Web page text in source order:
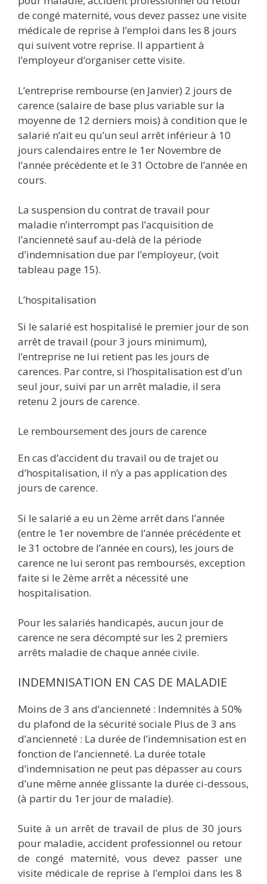
de congé maternité, vous devez passez une visite
médicale de reprise à l’emploi dans les 8 jours
qui suivent votre reprise. Il appartient à
l’employeur d’organiser cette visite.
L’entreprise rembourse (en Janvier) 2 jours de
carence (salaire de base plus variable sur la
moyenne de 12 derniers mois) à condition que le
salarié n’ait eu qu’un seul arrêt inférieur à 10
jours calendaires entre le 1er Novembre de
l’année précédente et le 31 Octobre de l’année en
cours.
La suspension du contrat de travail pour
maladie n’interrompt pas l’acquisition de
l’ancienneté sauf au-delà de la période
d’indemnisation due par l’employeur, (voit
tableau page 15).
L’hospitalisation
Si le salarié est hospitalisé le premier jour de son
arrêt de travail (pour 3 jours minimum),
l’entreprise ne lui retient pas les jours de
carences. Par contre, si l’hospitalisation est d’un
seul jour, suivi par un arrêt maladie, il sera
retenu 2 jours de carence.
Le remboursement des jours de carence
En cas d’accident du travail ou de trajet ou
d’hospitalisation, il n’y a pas application des
jours de carence.
Si le salarié a eu un 2ème arrêt dans l’année
(entre le 1er novembre de l’année précédente et
le 31 octobre de l’année en cours), les jours de
carence ne lui seront pas remboursés, exception
faite si le 2ème arrêt a nécessité une
hospitalisation.
Pour les salariés handicapés, aucun jour de
carence ne sera décompté sur les 2 premiers
arrêts maladie de chaque année civile.
INDEMNISATION EN CAS DE MALADIE
Moins de 3 ans d’ancienneté : Indemnités à 50%
du plafond de la sécurité sociale Plus de 3 ans
d’ancienneté : La durée de l’indemnisation est en
fonction de l’ancienneté. La durée totale
d’indemnisation ne peut pas dépasser au cours
d’une même année glissante la durée ci-dessous,
(à partir du 1er jour de maladie).
Suite à un arrêt de travail de plus de 30 jours
pour maladie, accident professionnel ou retour
de congé maternité, vous devez passer une
visite médicale de reprise à l’emploi dans les 8